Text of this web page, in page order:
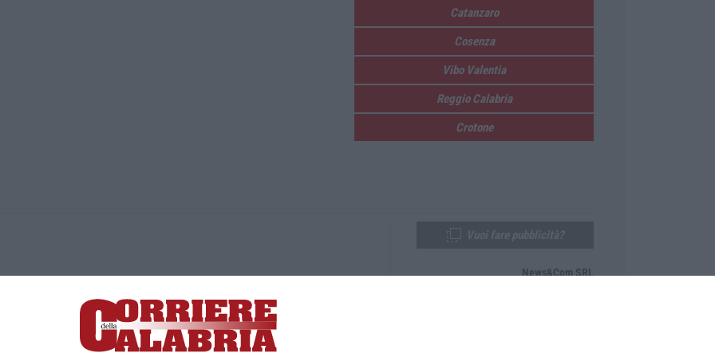
Catanzaro
Cosenza
Vibo Valentia
Reggio Calabria
Crotone
Lamezia Terme (CZ)
responsabile Paola Militano |Privacy
News&Com SRL